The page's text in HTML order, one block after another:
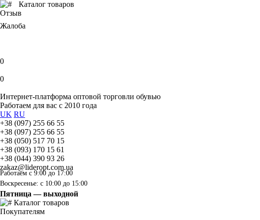
Каталог товаров
Отзыв
Жалоба
0
0
Интернет-платформа оптовой торговли обувью
Работаем для вас с 2010 года
UK RU
+38 (097) 255 66 55
+38 (097) 255 66 55
+38 (050) 517 70 15
+38 (093) 170 15 61
+38 (044) 390 93 26
zakaz@lideropt.com.ua
Работаем с 9:00 до 17:00
Воскресенье: с 10:00 до 15:00
Пятница — выходной
Каталог товаров
Покупателям